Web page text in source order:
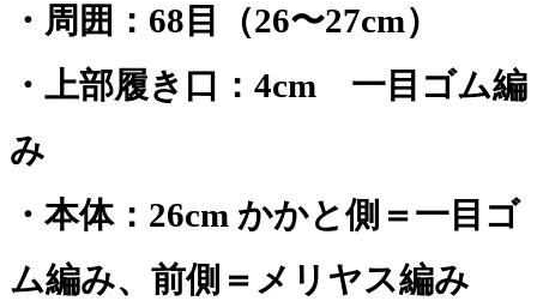
・周囲：68目（26〜27cm）
・上部履き口：4cm 一目ゴム編
み
・本体：26cm かかと側＝一目ゴ
ム編み、前側＝メリヤス編み